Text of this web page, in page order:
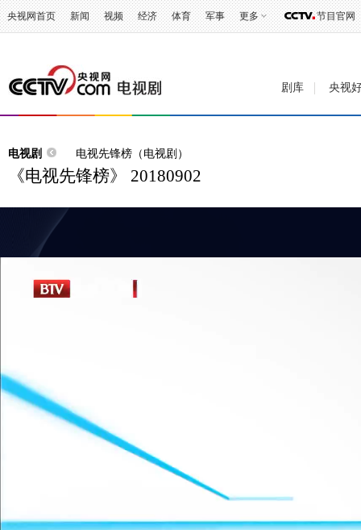
央视网首页 新闻 视频 经济 体育 军事 更多 节目官网
剧库 央视
电视剧 电视先锋榜（电视剧）
《电视先锋榜》 20180902